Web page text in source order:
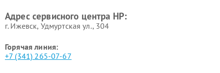
Адрес сервисного центра HP:
г. Ижевск, Удмуртская ул., 304
Горячая линия:
+7 (341) 265-07-67